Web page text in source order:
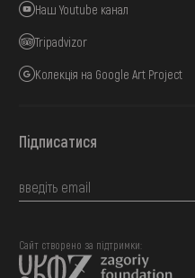
Наш Youtube канал
Tripadvizor
Колекція на Google Art Project
Підписатися
Сайт створено за підтримки: